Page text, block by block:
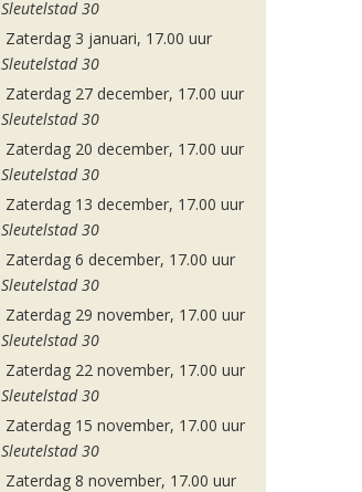
Sleutelstad 30
Zaterdag 3 januari, 17.00 uur
Sleutelstad 30
Zaterdag 27 december, 17.00 uur
Sleutelstad 30
Zaterdag 20 december, 17.00 uur
Sleutelstad 30
Zaterdag 13 december, 17.00 uur
Sleutelstad 30
Zaterdag 6 december, 17.00 uur
Sleutelstad 30
Zaterdag 29 november, 17.00 uur
Sleutelstad 30
Zaterdag 22 november, 17.00 uur
Sleutelstad 30
Zaterdag 15 november, 17.00 uur
Sleutelstad 30
Zaterdag 8 november, 17.00 uur